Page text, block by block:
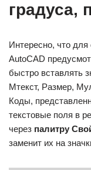
градуса,
Интересно, что
AutoCAD
быстро вставлять
Мтекст, Размер,
Коды,
текстовые поля в
через палитру
заменит их на